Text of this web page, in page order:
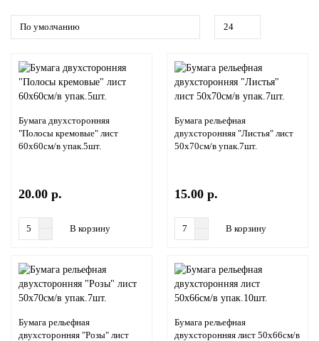
Бумага двухсторонняя
"Полосы кремовые" лист
60х60см/в упак.5шт.
20.00 р.
В корзину
Бумага рельефная
двухсторонняя "Листья" лист
50х70см/в упак.7шт.
15.00 р.
В корзину
Бумага рельефная
двухсторонняя "Розы" лист
Бумага рельефная
двухсторонняя лист 50х66см/в